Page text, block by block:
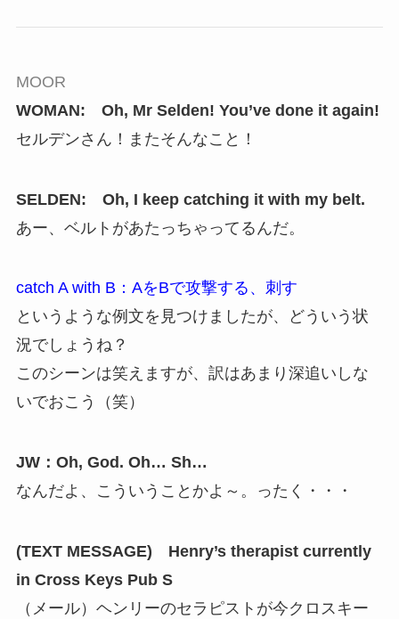
MOOR
WOMAN: Oh, Mr Selden! You’ve done it again!
セルデンさん！またそんなこと！
SELDEN: Oh, I keep catching it with my belt.
あー、ベルトがあたっちゃってるんだ。
catch A with B：AをBで攻撃する、刺す
というような例文を見つけましたが、どういう状
況でしょうね？
このシーンは笑えますが、訳はあまり深追いしな
いでおこう（笑）
JW：Oh, God. Oh… Sh…
なんだよ、こういうことかよ～。ったく・・・
(TEXT MESSAGE) Henry’s therapist currently
in Cross Keys Pub S
（メール）ヘンリーのセラピストが今クロスキー